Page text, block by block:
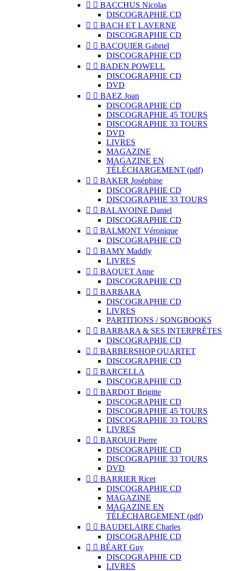
  BACCHUS Nicolas
DISCOGRAPHIE CD
  BACH ET LAVERNE
DISCOGRAPHIE CD
  BACQUIER Gabriel
DISCOGRAPHIE CD
  BADEN POWELL
DISCOGRAPHIE CD
DVD
  BAEZ Joan
DISCOGRAPHIE CD
DISCOGRAPHIE 45 TOURS
DISCOGRAPHIE 33 TOURS
DVD
LIVRES
MAGAZINE
MAGAZINE EN
TÉLÉCHARGEMENT (pdf)
  BAKER Joséphine
DISCOGRAPHIE CD
DISCOGRAPHIE 33 TOURS
  BALAVOINE Daniel
DISCOGRAPHIE CD
  BALMONT Véronique
DISCOGRAPHIE CD
  BAMY Maddly
LIVRES
  BAQUET Anne
DISCOGRAPHIE CD
  BARBARA
DISCOGRAPHIE CD
LIVRES
PARTITIONS / SONGBOOKS
  BARBARA & SES INTERPRÈTES
DISCOGRAPHIE CD
  BARBERSHOP QUARTET
DISCOGRAPHIE CD
  BARCELLA
DISCOGRAPHIE CD
  BARDOT Brigitte
DISCOGRAPHIE CD
DISCOGRAPHIE 45 TOURS
DISCOGRAPHIE 33 TOURS
LIVRES
  BAROUH Pierre
DISCOGRAPHIE CD
DISCOGRAPHIE 33 TOURS
DVD
  BARRIER Ricet
DISCOGRAPHIE CD
MAGAZINE
MAGAZINE EN
TÉLÉCHARGEMENT (pdf)
  BAUDELAIRE Charles
DISCOGRAPHIE CD
  BÉART Guy
DISCOGRAPHIE CD
LIVRES